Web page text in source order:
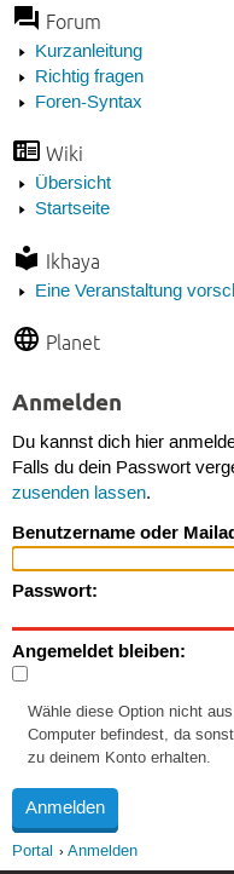
Forum
Kurzanleitung
Richtig fragen
Foren-Syntax
Wiki
Übersicht
Startseite
Ikhaya
Eine Veranstaltung
Planet
Anmelden
Du kannst dich hier
Falls du dein Passwort
zusenden lassen.
Benutzername oder
Passwort:
Angemeldet bleiben:
Wähle diese Option nicht
Computer befindest, da
zu deinem Konto erhalten.
Portal Anmelden